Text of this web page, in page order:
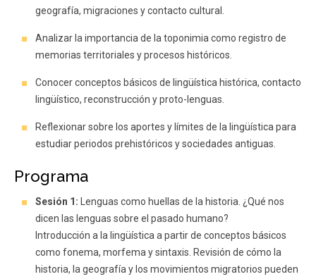
geografía, migraciones y contacto cultural.
Analizar la importancia de la toponimia como registro de
memorias territoriales y procesos históricos.
Conocer conceptos básicos de lingüística histórica, contacto
lingüístico, reconstrucción y proto-lenguas.
Reflexionar sobre los aportes y límites de la lingüística para
estudiar periodos prehistóricos y sociedades antiguas.
Programa
Sesión 1: Lenguas como huellas de la historia. ¿Qué nos
dicen las lenguas sobre el pasado humano?
Introducción a la lingüística a partir de conceptos básicos
como fonema, morfema y sintaxis. Revisión de cómo la
historia, la geografía y los movimientos migratorios pueden